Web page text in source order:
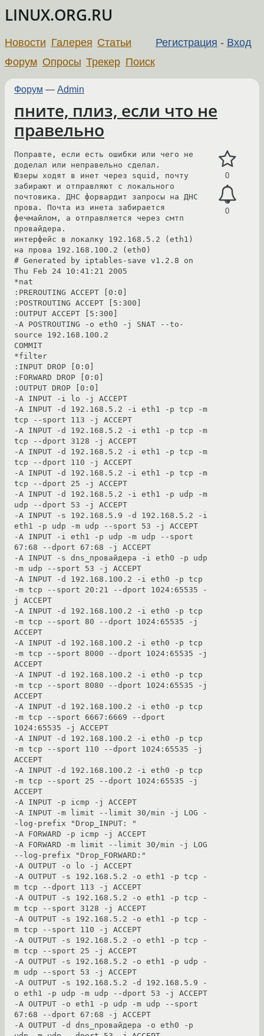
LINUX.ORG.RU
Регистрация - Вход
Новости Галерея Статьи
Форум Опросы Трекер Поиск
Форум — Admin
пните, плиз, если что не
правельно
0
0
Поправте, если есть ошибки или чего не
доделал или неправельно сделал.
Юзеры ходят в инет через squid, почту
забирают и отправляют с локального
почтовика. ДНС форвардит запросы на ДНС
прова. Почта из инета забирается
фечмайлом, а отправляется через смтп
провайдера.
интерфейс в локалку 192.168.5.2 (eth1)
на прова 192.168.100.2 (eth0)
# Generated by iptables-save v1.2.8 on
Thu Feb 24 10:41:21 2005
*nat
:PREROUTING ACCEPT [0:0]
:POSTROUTING ACCEPT [5:300]
:OUTPUT ACCEPT [5:300]
-A POSTROUTING -o eth0 -j SNAT --to-
source 192.168.100.2
COMMIT
*filter
:INPUT DROP [0:0]
:FORWARD DROP [0:0]
:OUTPUT DROP [0:0]
-A INPUT -i lo -j ACCEPT
-A INPUT -d 192.168.5.2 -i eth1 -p tcp -m
tcp --sport 113 -j ACCEPT
-A INPUT -d 192.168.5.2 -i eth1 -p tcp -m
tcp --dport 3128 -j ACCEPT
-A INPUT -d 192.168.5.2 -i eth1 -p tcp -m
tcp --dport 110 -j ACCEPT
-A INPUT -d 192.168.5.2 -i eth1 -p tcp -m
tcp --dport 25 -j ACCEPT
-A INPUT -d 192.168.5.2 -i eth1 -p udp -m
udp --dport 53 -j ACCEPT
-A INPUT -s 192.168.5.9 -d 192.168.5.2 -i
eth1 -p udp -m udp --sport 53 -j ACCEPT
-A INPUT -i eth1 -p udp -m udp --sport
67:68 --dport 67:68 -j ACCEPT
-A INPUT -s dns_провайдера -i eth0 -p udp
-m udp --sport 53 -j ACCEPT
-A INPUT -d 192.168.100.2 -i eth0 -p tcp
-m tcp --sport 20:21 --dport 1024:65535 -
j ACCEPT
-A INPUT -d 192.168.100.2 -i eth0 -p tcp
-m tcp --sport 80 --dport 1024:65535 -j
ACCEPT
-A INPUT -d 192.168.100.2 -i eth0 -p tcp
-m tcp --sport 8000 --dport 1024:65535 -j
ACCEPT
-A INPUT -d 192.168.100.2 -i eth0 -p tcp
-m tcp --sport 8080 --dport 1024:65535 -j
ACCEPT
-A INPUT -d 192.168.100.2 -i eth0 -p tcp
-m tcp --sport 6667:6669 --dport
1024:65535 -j ACCEPT
-A INPUT -d 192.168.100.2 -i eth0 -p tcp
-m tcp --sport 110 --dport 1024:65535 -j
ACCEPT
-A INPUT -d 192.168.100.2 -i eth0 -p tcp
-m tcp --sport 25 --dport 1024:65535 -j
ACCEPT
-A INPUT -p icmp -j ACCEPT
-A INPUT -m limit --limit 30/min -j LOG -
-log-prefix "Drop_INPUT: "
-A FORWARD -p icmp -j ACCEPT
-A FORWARD -m limit --limit 30/min -j LOG
--log-prefix "Drop_FORWARD:"
-A OUTPUT -o lo -j ACCEPT
-A OUTPUT -s 192.168.5.2 -o eth1 -p tcp -
m tcp --dport 113 -j ACCEPT
-A OUTPUT -s 192.168.5.2 -o eth1 -p tcp -
m tcp --sport 3128 -j ACCEPT
-A OUTPUT -s 192.168.5.2 -o eth1 -p tcp -
m tcp --sport 110 -j ACCEPT
-A OUTPUT -s 192.168.5.2 -o eth1 -p tcp -
m tcp --sport 25 -j ACCEPT
-A OUTPUT -s 192.168.5.2 -o eth1 -p udp -
m udp --sport 53 -j ACCEPT
-A OUTPUT -s 192.168.5.2 -d 192.168.5.9 -
o eth1 -p udp -m udp --dport 53 -j ACCEPT
-A OUTPUT -o eth1 -p udp -m udp --sport
67:68 --dport 67:68 -j ACCEPT
-A OUTPUT -d dns_провайдера -o eth0 -p